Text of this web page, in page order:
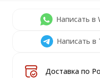
Написать в
Написать в
Доставка по